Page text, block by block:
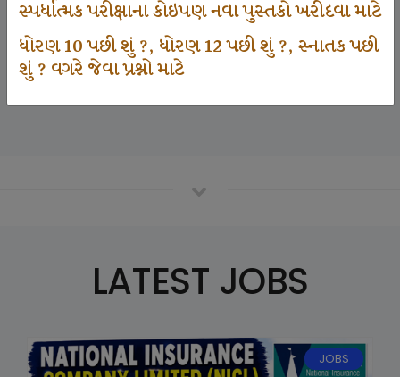
સ્પર્ધાત્મક પરીક્ષાના કોઇપણ નવા પુસ્તકો ખરીદવા માટે
ધોરણ 10 પછી શું ?, ધોરણ 12 પછી શું ?, સ્નાતક પછી
શું ? વગરે જેવા પ્રશ્નો માટે
125000
LATEST JOBS
JOBS